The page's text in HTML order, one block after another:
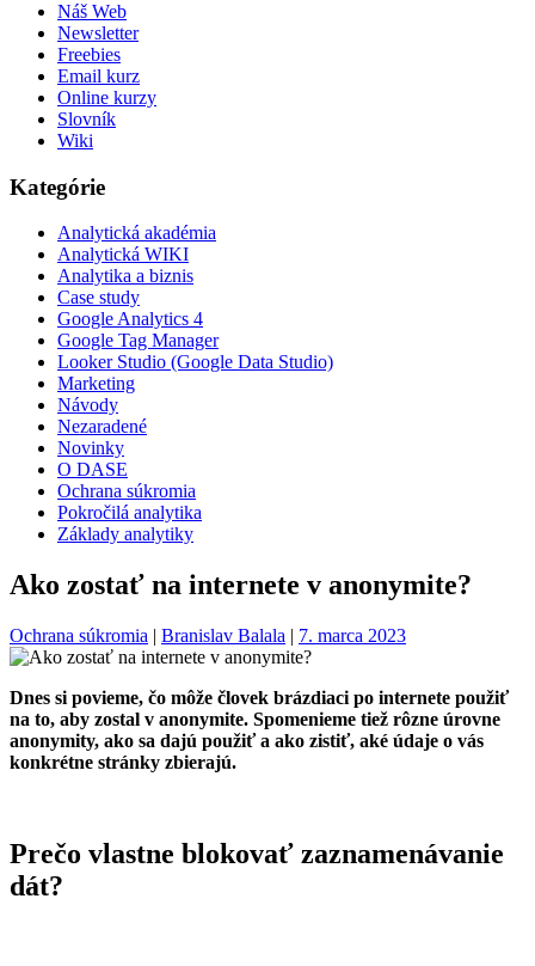
Náš Web
Newsletter
Freebies
Email kurz
Online kurzy
Slovník
Wiki
Kategórie
Analytická akadémia
Analytická WIKI
Analytika a biznis
Case study
Google Analytics 4
Google Tag Manager
Looker Studio (Google Data Studio)
Marketing
Návody
Nezaradené
Novinky
O DASE
Ochrana súkromia
Pokročilá analytika
Základy analytiky
Ako zostať na internete v anonymite?
Ochrana súkromia | Branislav Balala | 7. marca 2023
Dnes si povieme, čo môže človek brázdiaci po internete použiť
na to, aby zostal v anonymite. Spomenieme tiež rôzne úrovne
anonymity, ako sa dajú použiť a ako zistiť, aké údaje o vás
konkrétne stránky zbierajú.
Prečo vlastne blokovať zaznamenávanie
dát?